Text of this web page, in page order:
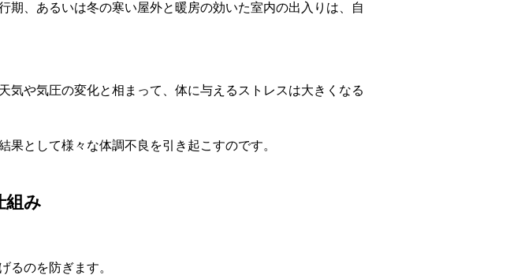
、あるいは冬の寒い屋外と暖房の効いた室内の出入りは、自
や気圧の変化と相まって、体に与えるストレスは大きくなる
として様々な体調不良を引き起こすのです。
組み
るのを防ぎます。